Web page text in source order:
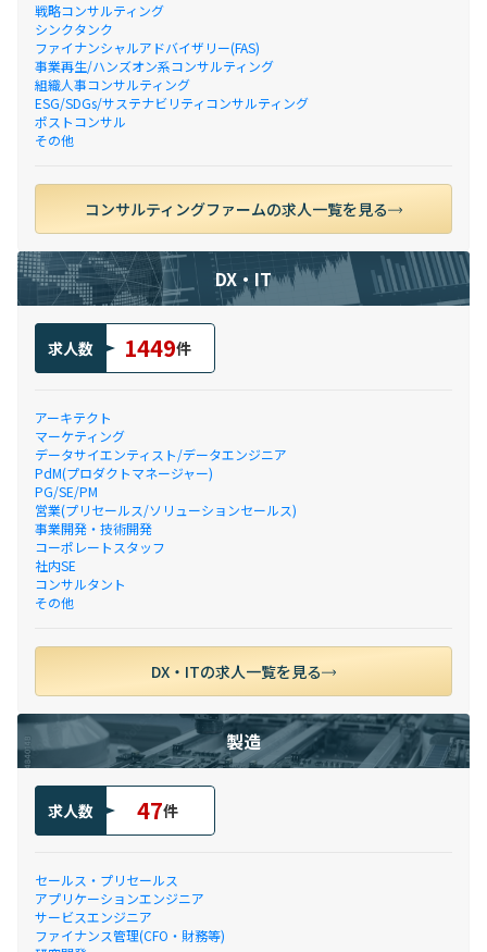
戦略コンサルティング
シンクタンク
ファイナンシャルアドバイザリー(FAS)
事業再生/ハンズオン系コンサルティング
組織人事コンサルティング
ESG/SDGs/サステナビリティコンサルティング
ポストコンサル
その他
コンサルティングファームの求人一覧を見る
DX・IT
求人数 1449件
アーキテクト
マーケティング
データサイエンティスト/データエンジニア
PdM(プロダクトマネージャー)
PG/SE/PM
営業(プリセールス/ソリューションセールス)
事業開発・技術開発
コーポレートスタッフ
社内SE
コンサルタント
その他
DX・ITの求人一覧を見る
製造
求人数 47件
セールス・プリセールス
アプリケーションエンジニア
サービスエンジニア
ファイナンス管理(CFO・財務等)